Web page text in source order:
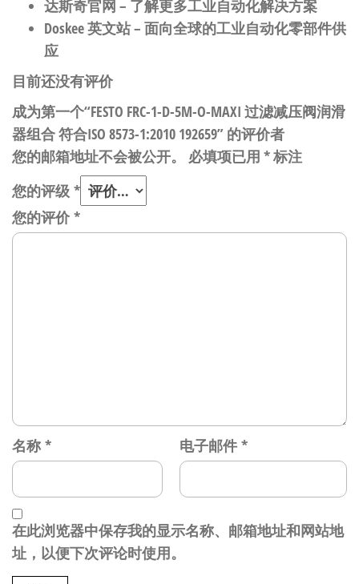
达斯奇官网 – 了解更多工业自动化解决方案
Doskee 英文站– 面向全球的工业自动化零部件供
应
目前还没有评价
成为第一个“FESTO FRC-1-D-5M-O-MAXI 过滤减压阀润滑
器组合 符合ISO 8573-1:2010 192659” 的评价者
您的邮箱地址不会被公开。
必填项已用 *标注
您的评级 *
您的评价*
名称 * 电子邮件 *
在此浏览器中保存我的显示名称、邮箱地址和网站地
址，以便下次评论时使用。